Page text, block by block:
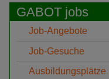
GABOT jobs
Job-Angebote
Job-Gesuche
Ausbildungsplätze